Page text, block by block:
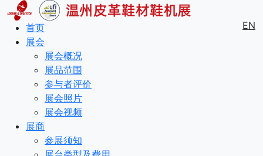
EN
首页
展会
展会概况
展品范围
参与者评价
展会照片
展会视频
展商
参展须知